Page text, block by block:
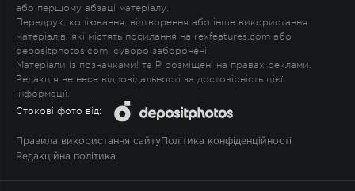
або першому абзаці матеріалу.
Передрук, копіювання, відтворення або інше використання
матеріалів, які містять посилання на rexfeatures.com або
depositphotos.com, суворо заборонені.
Матеріали із позначками! та P розміщені на правах реклами.
Редакція не несе відповідальності за достовірність цієї
інформації.
Стокові фото від:
Правила використання сайту Політика конфіденційності
Редакційна політика